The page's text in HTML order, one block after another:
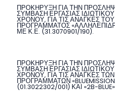
ΠΡΟΚΗΡΥΞΗ ΓΙΑ ΤΗΝ
ΣΥΜΒΑΣΗ ΕΡΓΑΣΙΑΣ
ΧΡΟΝΟΥ, ΓΙΑ ΤΙΣ ΑΝΑΓΚΕΣ
ΠΡΟΓΡΑΜΜΑΤΟΣ
ΜΕ Κ.Ε. (31.3070901/190).
ΠΡΟΚΗΡΥΞΗ ΓΙΑ ΤΗΝ
ΣΥΜΒΑΣΗ ΕΡΓΑΣΙΑΣ
ΧΡΟΝΟΥ, ΓΙΑ ΤΙΣ ΑΝΑΓΚΕΣ
ΠΡΟΓΡΑΜΜΑΤΩΝ
(01.3022302/001) ΚΑΙ «2B-